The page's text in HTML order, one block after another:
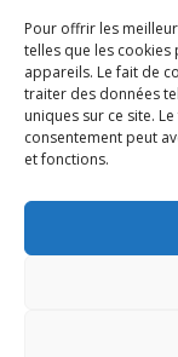
Pour offrir les
telles que les
appareils. Le fait de
traiter des données
uniques sur ce site.
consentement peut
et fonctions.
Facebook de
Lien admin
Mentions
RGPD
Consigne
Nos